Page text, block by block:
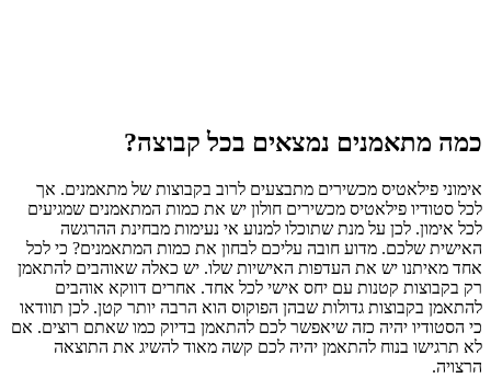
כמה מתאמנים נמצאים בכל קבוצה?
אימוני פילאטיס מכשירים מתבצעים לרוב בקבוצות של מתאמנים. אך
לכל סטודיו פילאטיס מכשירים חולון יש את כמות המתאמנים שמגיעים
לכל אימון. לכן על מנת שתוכלו למנוע אי נעימות מבחינת ההרגשה
האישית שלכם. מדוע חובה עליכם לבחון את כמות המתאמנים? כי לכל
אחד מאיתנו יש את העדפות האישיות שלו. יש כאלה שאוהבים להתאמן
רק בקבוצות קטנות עם יחס אישי לכל אחד. אחרים דווקא אוהבים
להתאמן בקבוצות גדולות שבהן הפוקוס הוא הרבה יותר קטן. לכן תוודאו
כי הסטודיו יהיה כזה שיאפשר לכם להתאמן בדיוק כמו שאתם רוצים. אם
לא תרגישו בנוח להתאמן יהיה לכם קשה מאוד להשיג את התוצאה
הרצויה.